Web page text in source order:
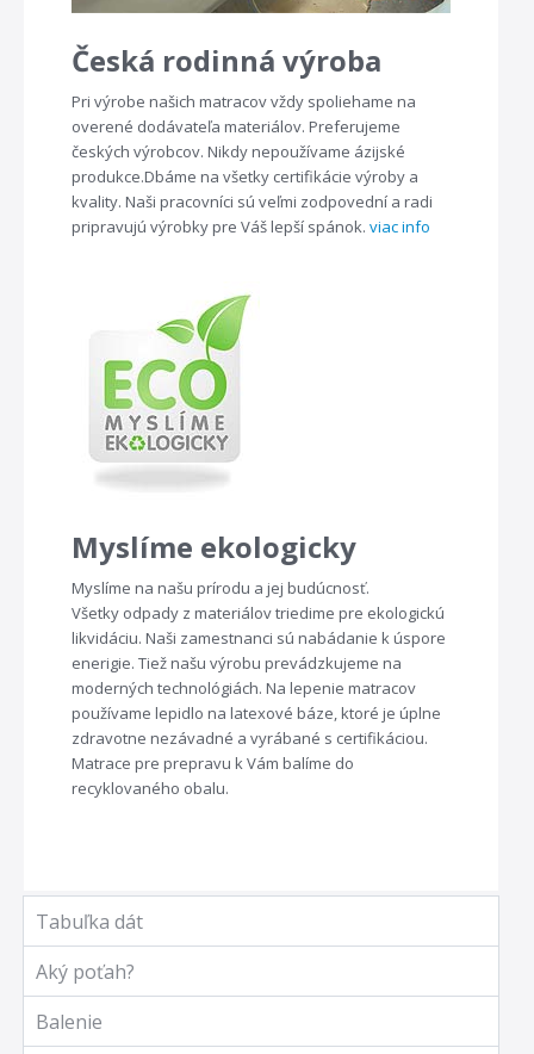
Česká rodinná výroba
Pri výrobe našich matracov vždy spoliehame na
overené dodávateľa materiálov. Preferujeme
českých výrobcov. Nikdy nepoužívame ázijské
produkce.Dbáme na všetky certifikácie výroby a
kvality. Naši pracovníci sú veľmi zodpovední a radi
pripravujú výrobky pre Váš lepší spánok. viac info
Myslíme ekologicky
Myslíme na našu prírodu a jej budúcnosť.
Všetky odpady z materiálov triedime pre ekologickú
likvidáciu. Naši zamestnanci sú nabádanie k úspore
enerigie. Tiež našu výrobu prevádzkujeme na
moderných technológiách. Na lepenie matracov
používame lepidlo na latexové báze, ktoré je úplne
zdravotne nezávadné a vyrábané s certifikáciou.
Matrace pre prepravu k Vám balíme do
recyklovaného obalu.
Tabuľka dát
Aký poťah?
Balenie